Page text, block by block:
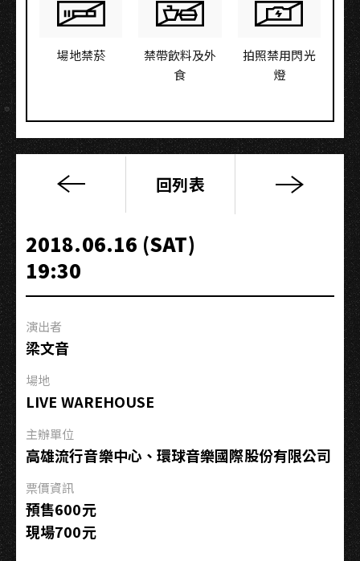
場地禁菸
禁帶飲料及外
食
拍照禁用閃光
燈
DSPS
w/Homecomings[JP]
「NICE
BRO
BRO
好
－
高
雄
回列表
2018.06.16 (SAT)
19:30
演出者
梁文音
場地
LIVE WAREHOUSE
主辦單位
高雄流行音樂中心、環球音樂國際股份有限公司
票價資訊
預售600元
現場700元